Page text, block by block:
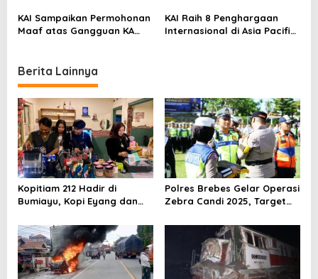
n
KAI Sampaikan Permohonan
Maaf atas Gangguan KA
KAI Raih 8 Penghargaan
Internasional di Asia Pacific
Berita Lainnya
Kopitiam 212 Hadir di
Bumiayu, Kopi Eyang dan
Polres Brebes Gelar Operasi
Zebra Candi 2025, Target
Pelanggaran Lalu Lintas